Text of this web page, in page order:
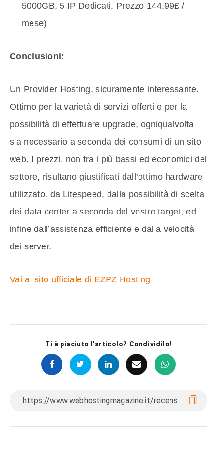
5000GB, 5 IP Dedicati, Prezzo 144.99£ /
mese)
Conclusioni:
Un Provider Hosting, sicuramente interessante.
Ottimo per la varietà di servizi offerti e per la
possibilità di effettuare upgrade, ogniqualvolta
sia necessario a seconda dei consumi di un sito
web. I prezzi, non tra i più bassi ed economici del
settore, risultano giustificati dall’ottimo hardware
utilizzato, da Litespeed, dalla possibilità di scelta
dei data center a seconda del vostro target, ed
infine dall’assistenza efficiente e dalla velocità
dei server.
Vai al sito ufficiale di EZPZ Hosting
Ti è piaciuto l'articolo? Condividilo!